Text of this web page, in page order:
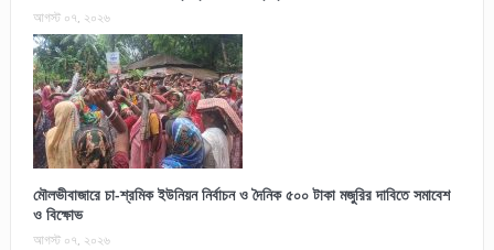
আগস্ট ০৭, ২০২৬
মৌলভীবাজারে চা-শ্রমিক ইউনিয়ন নির্বাচন ও দৈনিক ৫০০ টাকা মজুরির দাবিতে সমাবেশ
ও বিক্ষোভ
আগস্ট ০৭, ২০২৬